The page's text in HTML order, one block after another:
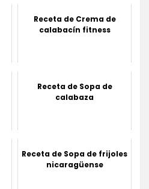
Receta de Crema de
calabacín fitness
Receta de Sopa de
calabaza
Receta de Sopa de frijoles
nicaragüense